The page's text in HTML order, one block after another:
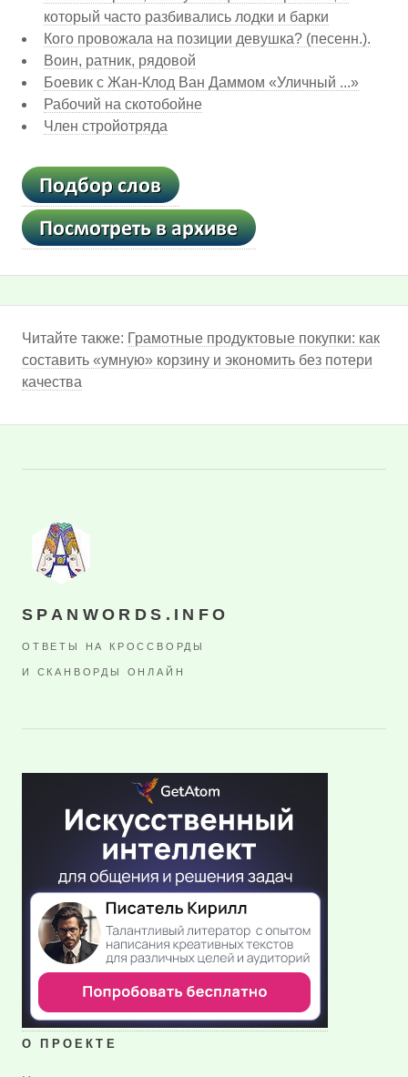
который часто разбивались лодки и барки
Кого провожала на позиции девушка? (песенн.).
Воин, ратник, рядовой
Боевик с Жан-Клод Ван Даммом «Уличный ...»
Рабочий на скотобойне
Член стройотряда
Читайте также: Грамотные продуктовые покупки: как
составить «умную» корзину и экономить без потери
качества
SPANWORDS.INFO
ОТВЕТЫ НА КРОССВОРДЫ
И СКАНВОРДЫ ОНЛАЙН
О ПРОЕКТЕ